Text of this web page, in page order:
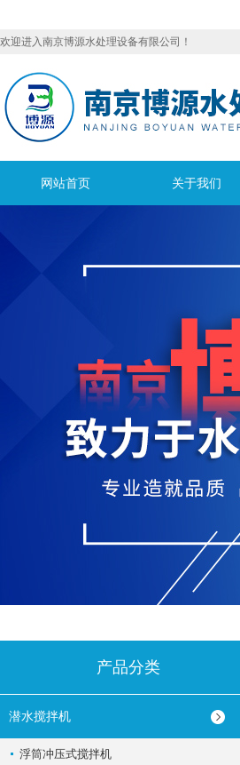
欢迎进入南京博源水处理设备有限公司！
网站首页 关于我们
产品分类
潜水搅拌机
浮筒冲压式搅拌机